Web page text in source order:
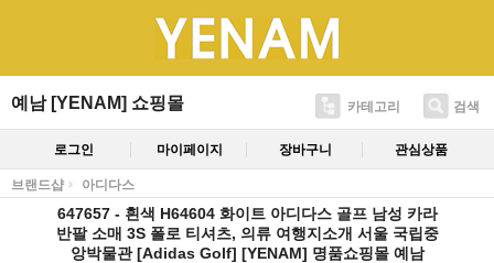
예남 [YENAM] 쇼핑몰 카테고리 검색
로그인 마이페이지 장바구니 관심상품
브랜드샵 아디다스
647657 - 흰색 H64604 화이트 아디다스 골프 남성 카라
반팔 소매 3S 폴로 티셔츠, 의류 여행지소개 서울 국립중
앙박물관 [Adidas Golf] [YENAM] 명품쇼핑몰 예남